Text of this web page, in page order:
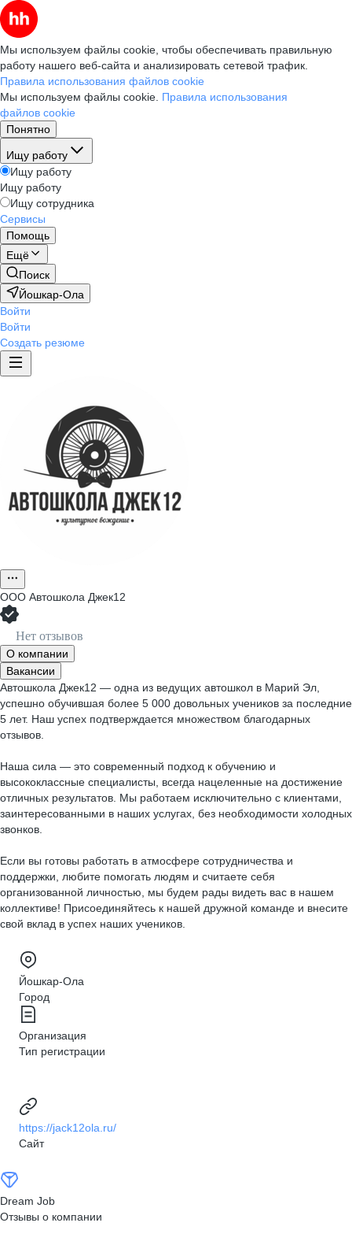
Мы используем файлы cookie, чтобы обеспечивать правильную
работу нашего веб-сайта и анализировать сетевой трафик.
Правила использования файлов cookie
Мы используем файлы cookie. Правила использования
файлов cookie
Понятно
Ищу работу
Ищу работу
Ищу работу
Ищу сотрудника
Сервисы
Помощь
Ещё
Поиск
Йошкар-Ола
Войти
Войти
Создать резюме
ООО Автошкола Джек12
Нет отзывов
О компании
Вакансии
Автошкола Джек12 — одна из ведущих автошкол в Марий Эл,
успешно обучившая более 5 000 довольных учеников за последние
5 лет. Наш успех подтверждается множеством благодарных
отзывов.
Наша сила — это современный подход к обучению и
высококлассные специалисты, всегда нацеленные на достижение
отличных результатов. Мы работаем исключительно с клиентами,
заинтересованными в наших услугах, без необходимости холодных
звонков.
Если вы готовы работать в атмосфере сотрудничества и
поддержки, любите помогать людям и считаете себя
организованной личностью, мы будем рады видеть вас в нашем
коллективе! Присоединяйтесь к нашей дружной команде и внесите
свой вклад в успех наших учеников.
Йошкар-Ола
Город
Организация
Тип регистрации
https://jack12ola.ru/
Сайт
Dream Job
Отзывы о компании